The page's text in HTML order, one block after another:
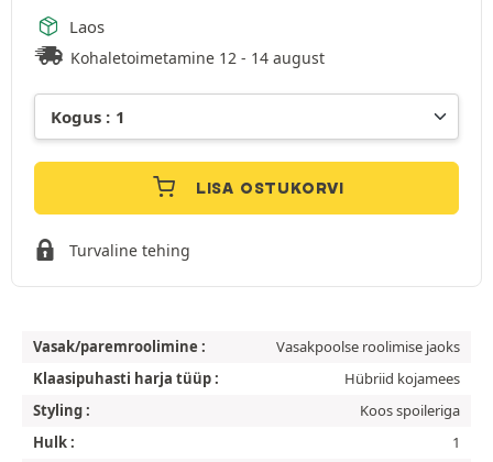
Laos
Kohaletoimetamine 12 - 14 august
LISA OSTUKORVI
Turvaline tehing
Vasak/paremroolimine :
Vasakpoolse roolimise jaoks
Klaasipuhasti harja tüüp :
Hübriid kojamees
Styling :
Koos spoileriga
Hulk :
1